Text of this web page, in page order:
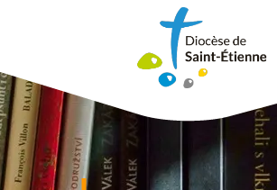
Une personne